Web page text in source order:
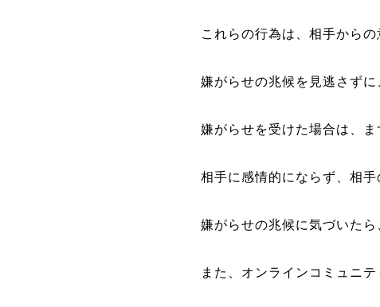
これらの行為は、相手から
嫌がらせの兆候を見逃さず
嫌がらせを受けた場合は、
相手に感情的にならず、相
嫌がらせの兆候に気づいた
また、オンラインコミュニ